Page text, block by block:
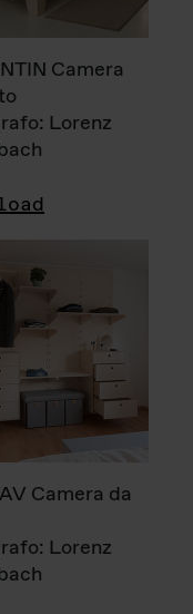
Camera
Lorenz
Camera da
Lorenz